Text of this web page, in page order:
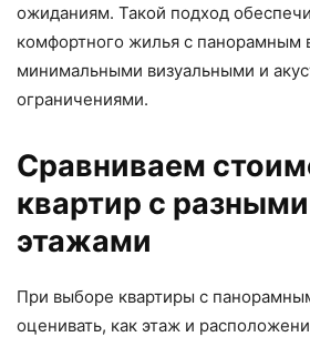
ожиданиям. Такой подход
комфортного жилья с панорамным
минимальными визуальными и
ограничениями.
Сравниваем
квартир с
этажами
При выборе квартиры с
оценивать, как этаж и